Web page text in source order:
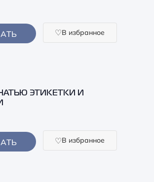
В избранное
ЭТИКЕТКИ И
В избранное